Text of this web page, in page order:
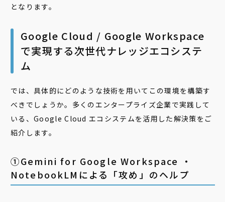
となります。
Google Cloud / Google Workspace
で実現する次世代ナレッジエコシステ
ム
では、具体的にどのような技術を用いてこの環境を構築す
べきでしょうか。多くのエンタープライズ企業で実践して
いる、Google Cloud エコシステムを活用した解決策をご
紹介します。
①Gemini for Google Workspace ・
NotebookLMによる「攻め」のヘルプ